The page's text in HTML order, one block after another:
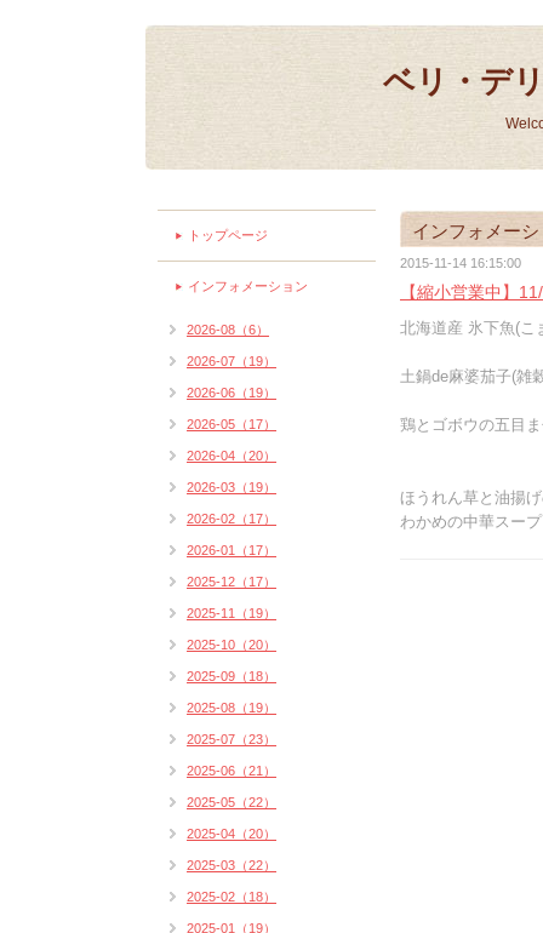
ベリ・デ
インフォメー
2015-11-14 16:15:00
【縮小営業中】
北海道産 氷下魚(こ
土鍋de麻婆茄子(雑
鶏とゴボウの五目
ほうれん草と油揚
わかめの中華スープ
トップページ
インフォメーション
2026-08（6）
2026-07（19）
2026-06（19）
2026-05（17）
2026-04（20）
2026-03（19）
2026-02（17）
2026-01（17）
2025-12（17）
2025-11（19）
2025-10（20）
2025-09（18）
2025-08（19）
2025-07（23）
2025-06（21）
2025-05（22）
2025-04（20）
2025-03（22）
2025-02（18）
2025-01（19）